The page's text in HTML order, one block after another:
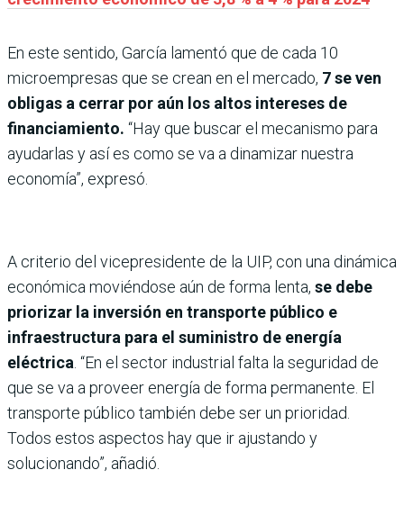
En este sentido, García lamentó que de cada 10
microempresas que se crean en el mercado, 7 se ven
obligas a cerrar por aún los altos intereses de
financiamiento. “Hay que buscar el mecanismo para
ayudarlas y así es como se va a dinamizar nuestra
economía”, expresó.
A criterio del vicepresidente de la UIP, con una dinámica
económica moviéndose aún de forma lenta, se debe
priorizar la inversión en transporte público e
infraestructura para el suministro de energía
eléctrica . “En el sector industrial falta la seguridad de
que se va a proveer energía de forma permanente. El
transporte público también debe ser un prioridad.
Todos estos aspectos hay que ir ajustando y
solucionando”, añadió.